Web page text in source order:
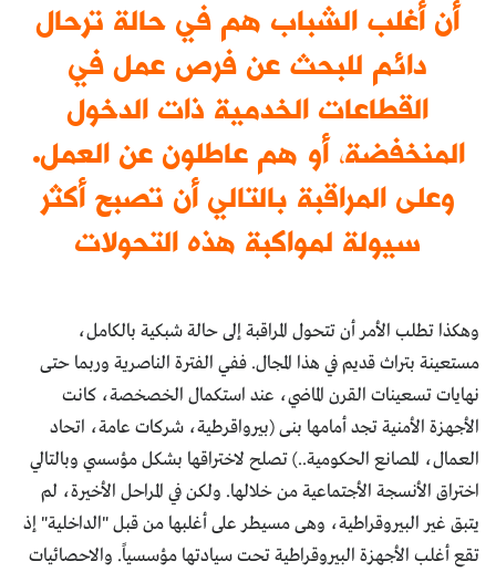
أن أغلب الشباب هم في حالة ترحال
دائم للبحث عن فرص عمل في
القطاعات الخدمية ذات الدخول
المنخفضة، أو هم عاطلون عن العمل.
وعلى المراقبة بالتالي أن تصبح أكثر
سيولة لمواكبة هذه التحولات
وهكذا تطلب الأمر أن تتحول المراقبة إلى حالة شبكية بالكامل،
مستعينة بتراث قديم في هذا المجال. ففي الفترة الناصرية وربما حتى
نهايات تسعينات القرن الماضي، عند استكمال الخصخصة، كانت
الأجهزة الأمنية تجد أمامها بنى (بيرواقرطية، شركات عامة، اتحاد
العمال، المصانع الحكومية..) تصلح لاختراقها بشكل مؤسسي وبالتالي
اختراق الأنسجة الأجتماعية من خلالها. ولكن في المراحل الأخيرة، لم
يتبق غير البيروقراطية، وهى مسيطر على أغلبها من قبل "الداخلية" إذ
تقع أغلب الأجهزة البيروقراطية تحت سيادتها مؤسسياً. والاحصائيات